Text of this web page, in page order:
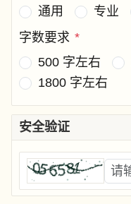
通用
专业
字数要求 *
500 字左右
1800 字左右
安全验证